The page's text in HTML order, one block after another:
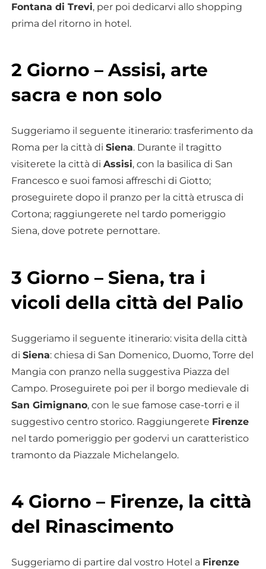
Fontana di Trevi, per poi dedicarvi allo shopping
prima del ritorno in hotel.
2 Giorno – Assisi, arte
sacra e non solo
Suggeriamo il seguente itinerario: trasferimento da
Roma per la città di Siena. Durante il tragitto
visiterete la città di Assisi, con la basilica di San
Francesco e suoi famosi affreschi di Giotto;
proseguirete dopo il pranzo per la città etrusca di
Cortona; raggiungerete nel tardo pomeriggio
Siena, dove potrete pernottare.
3 Giorno – Siena, tra i
vicoli della città del Palio
Suggeriamo il seguente itinerario: visita della città
di Siena: chiesa di San Domenico, Duomo, Torre del
Mangia con pranzo nella suggestiva Piazza del
Campo. Proseguirete poi per il borgo medievale di
San Gimignano, con le sue famose case-torri e il
suggestivo centro storico. Raggiungerete Firenze
nel tardo pomeriggio per godervi un caratteristico
tramonto da Piazzale Michelangelo.
4 Giorno – Firenze, la città
del Rinascimento
Suggeriamo di partire dal vostro Hotel a Firenze